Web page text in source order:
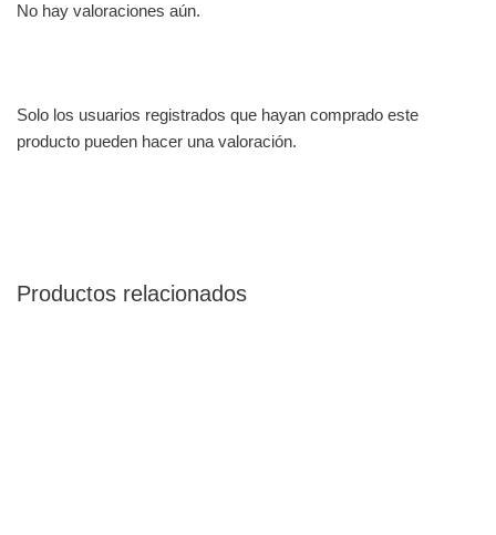
No hay valoraciones aún.
Solo los usuarios registrados que hayan comprado este
producto pueden hacer una valoración.
Productos relacionados